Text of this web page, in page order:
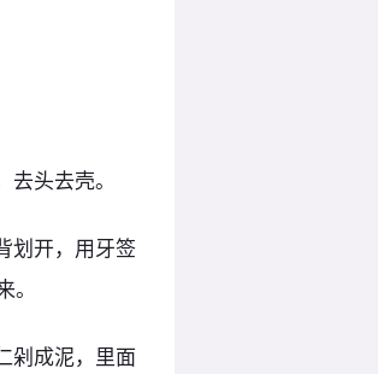
头去壳。
划开，用牙签
剁成泥，里面